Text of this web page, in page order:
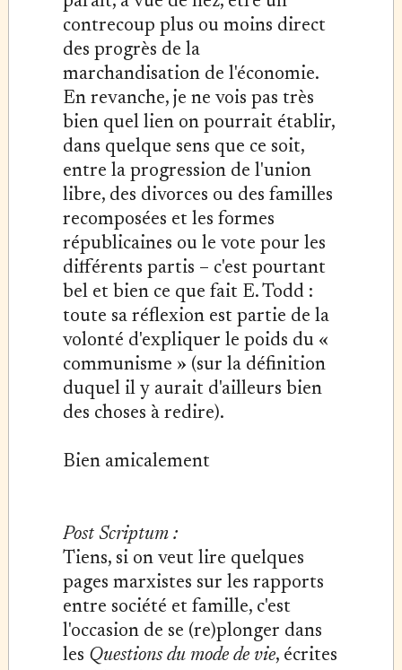
contrecoup plus ou moins direct
des progrès de la
marchandisation de l'économie.
En revanche, je ne vois pas très
bien quel lien on pourrait établir,
dans quelque sens que ce soit,
entre la progression de l'union
libre, des divorces ou des familles
recomposées et les formes
républicaines ou le vote pour les
différents partis – c'est pourtant
bel et bien ce que fait E. Todd :
toute sa réflexion est partie de la
volonté d'expliquer le poids du «
communisme » (sur la définition
duquel il y aurait d'ailleurs bien
des choses à redire).
Bien amicalement
Post Scriptum :
Tiens, si on veut lire quelques
pages marxistes sur les rapports
entre société et famille, c'est
l'occasion de se (re)plonger dans
les Questions du mode de vie, écrites